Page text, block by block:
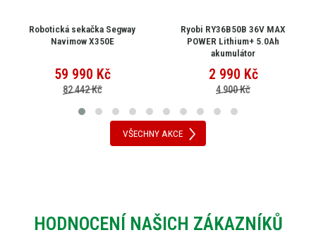
Robotická sekačka Segway
Navimow X350E
59 990 Kč
82 442 Kč
Ryobi RY36B50B 36V MAX
POWER Lithium+ 5.0Ah
akumulátor
2 990 Kč
4 900 Kč
VŠECHNY AKCE
HODNOCENÍ NAŠICH ZÁKAZNÍKŮ